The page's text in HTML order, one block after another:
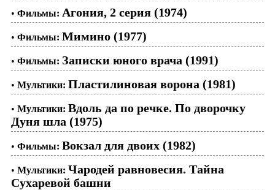
• Фильмы: Агония, 2 серия (1974)
• Фильмы: Мимино (1977)
• Фильмы: Записки юного врача (1991)
• Мультики: Пластилиновая ворона (1981)
• Мультики: Вдоль да по речке. По дворочку
Дуня шла (1975)
• Фильмы: Вокзал для двоих (1982)
• Мультики: Чародей равновесия. Тайна
Сухаревой башни